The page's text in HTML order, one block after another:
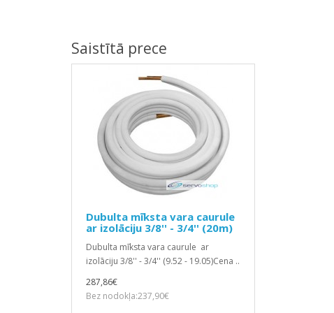
Saistītā prece
Dubulta mīksta vara caurule
ar izolāciju 3/8'' - 3/4'' (20m)
Dubulta mīksta vara caurule ar
izolāciju 3/8'' - 3/4'' (9.52 - 19.05)Cena ..
287,86€
Bez nodokļa:237,90€